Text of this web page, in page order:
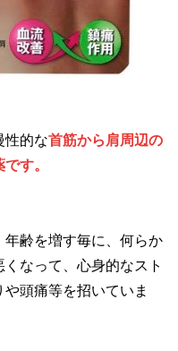
性的な首筋から肩周辺の
す。
年齢を増す毎に、何らか
なって、心身的なスト
頭痛等を招いていま